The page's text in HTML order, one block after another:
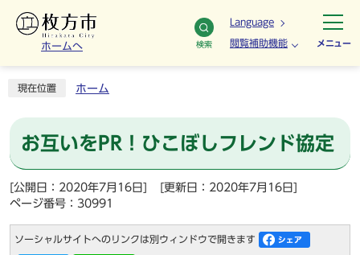
ホームへ 検索
Language
閲覧補助機能 メニュー
現在位置 ホーム
お互いをPR！ひこぼしフレンド協定
[公開日：2020年7月16日]
[更新日：2020年7月16日]
ページ番号：30991
ソーシャルサイトへのリンクは別ウィンドウで開きます